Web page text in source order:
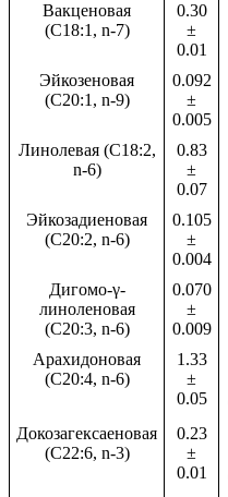
Вакценовая
(C18:1, n-7)
0.30
±
0.01
Эйкозеновая
(C20:1, n-9)
0.092
±
0.005
Линолевая (C18:2,
n-6)
0.83
±
0.07
Эйкозадиеновая
(C20:2, n-6)
0.105
±
0.004
Дигомо-γ-
линоленовая
(C20:3, n-6)
0.070
±
0.009
Арахидоновая
(C20:4, n-6)
1.33
±
0.05
Докозагексаеновая
(C22:6, n-3)
0.23
±
0.01